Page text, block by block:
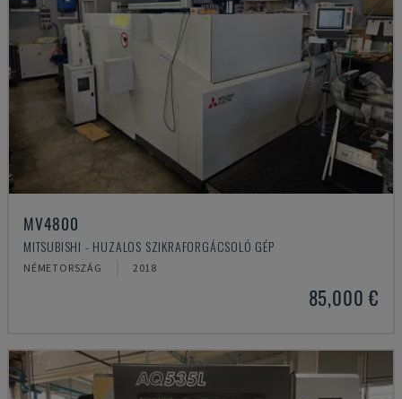
MV4800
MITSUBISHI - HUZALOS SZIKRAFORGÁCSOLÓ GÉP
NÉMETORSZÁG 2018
85,000 €